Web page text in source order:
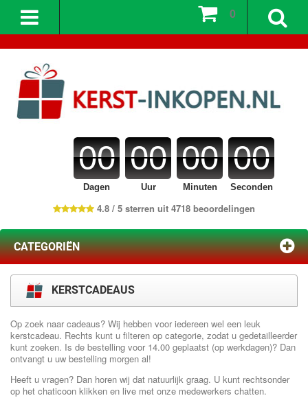
00
Dagen
00
Uur
00
Minuten
00
Seconden
4.8 / 5 sterren uit 4718 beoordelingen
0
CATEGORIËN
KERSTCADEAUS
Op zoek naar cadeaus? Wij hebben voor iedereen wel een leuk
kerstcadeau. Rechts kunt u filteren op categorie, zodat u gedetailleerder
kunt zoeken. Is de bestelling voor 14.00 geplaatst (op werkdagen)? Dan
ontvangt u uw bestelling morgen al!
Heeft u vragen? Dan horen wij dat natuurlijk graag. U kunt rechtsonder
op het chaticoon klikken en live met onze medewerkers chatten.